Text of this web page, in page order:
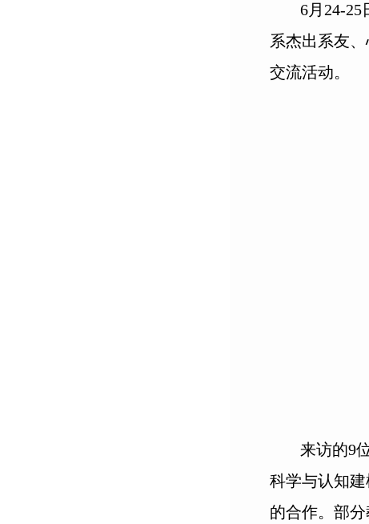
6月24-
系杰出系友
交流活动。
来访的9
科学与认知
的合作。部